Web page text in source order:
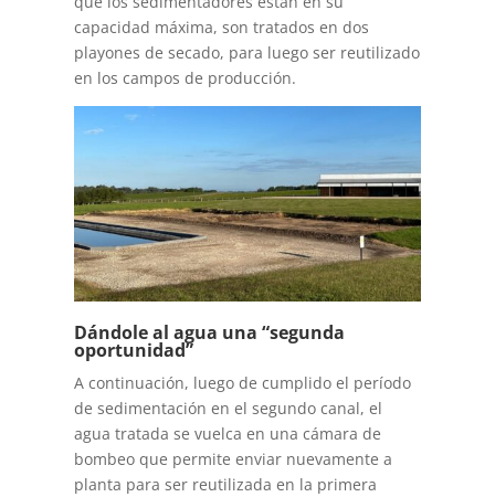
capacidad máxima, son tratados en dos
playones de secado, para luego ser reutilizado
en los campos de producción.
Dándole al agua una “segunda
oportunidad”
A continuación, luego de cumplido el período
de sedimentación en el segundo canal, el
agua tratada se vuelca en una cámara de
bombeo que permite enviar nuevamente a
planta para ser reutilizada en la primera